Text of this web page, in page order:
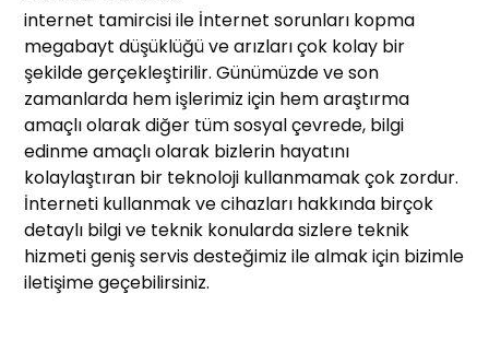
internet tamircisi ile İnternet sorunları kopma
megabayt düşüklüğü ve arızları çok kolay bir
şekilde gerçekleştirilir. Günümüzde ve son
zamanlarda hem işlerimiz için hem araştırma
amaçlı olarak diğer tüm sosyal çevrede, bilgi
edinme amaçlı olarak bizlerin hayatını
kolaylaştıran bir teknoloji kullanmamak çok zordur.
İnterneti kullanmak ve cihazları hakkında birçok
detaylı bilgi ve teknik konularda sizlere teknik
hizmeti geniş servis desteğimiz ile almak için bizimle
iletişime geçebilirsiniz.